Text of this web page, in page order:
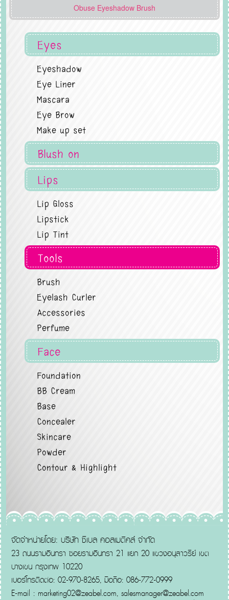
Obuse Eyeshadow Brush
Eyes
Eyeshadow
Eye Liner
Mascara
Eye Brow
Make up set
Blush on
Lips
Lip Gloss
Lipstick
Lip Tint
Tools
Brush
Eyelash Curler
Accessories
Perfume
Face
Foundation
BB Cream
Base
Concealer
Skincare
Powder
Contour & Highlight
จัดจำหน่ายโดย: บริษัท ซีเบล คอสเมติคส์ จำกัด
23 ถนนรามอินทรา ซอยรามอินทรา 21 แยก 20 แขวงอนุสาวรีย์ เขต
บางเขน กรุงเทพ 10220
เบอร์โทรติดต่อ: 02-970-8265, มือถือ: 086-772-0999
E-mail : marketing02@zeabel.com, salesmanager@zeabel.com